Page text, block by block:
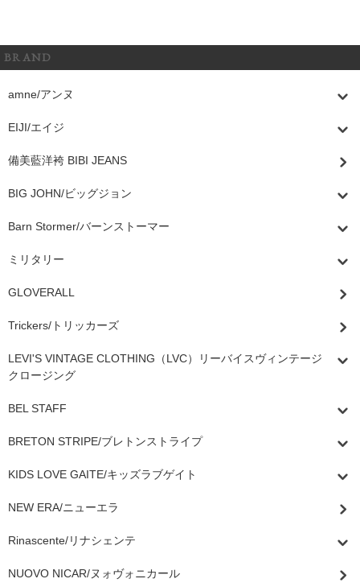
BRAND
amne/アンヌ
EIJI/エイジ
備美藍洋袴 BIBI JEANS
BIG JOHN/ビッグジョン
Barn Stormer/バーンストーマー
ミリタリー
GLOVERALL
Trickers/トリッカーズ
LEVI'S VINTAGE CLOTHING（LVC）リーバイスヴィンテージ
クロージング
BEL STAFF
BRETON STRIPE/ブレトンストライプ
KIDS LOVE GAITE/キッズラブゲイト
NEW ERA/ニューエラ
Rinascente/リナシェンテ
NUOVO NICAR/ヌォヴォニカール